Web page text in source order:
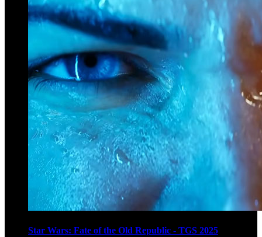
Star Wars: Fate of the Old Republic - TGS 2025